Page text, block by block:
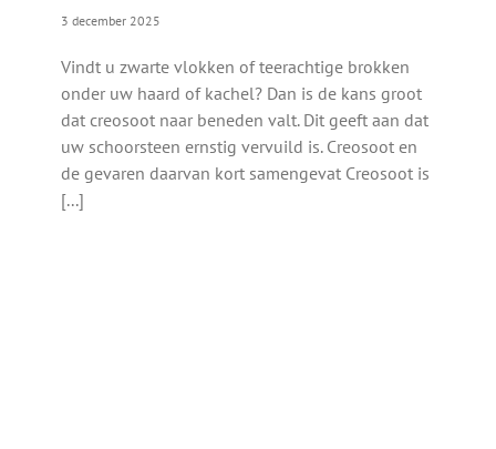
3 december 2025
Vindt u zwarte vlokken of teerachtige brokken
onder uw haard of kachel? Dan is de kans groot
dat creosoot naar beneden valt. Dit geeft aan dat
uw schoorsteen ernstig vervuild is. Creosoot en
de gevaren daarvan kort samengevat Creosoot is
[...]